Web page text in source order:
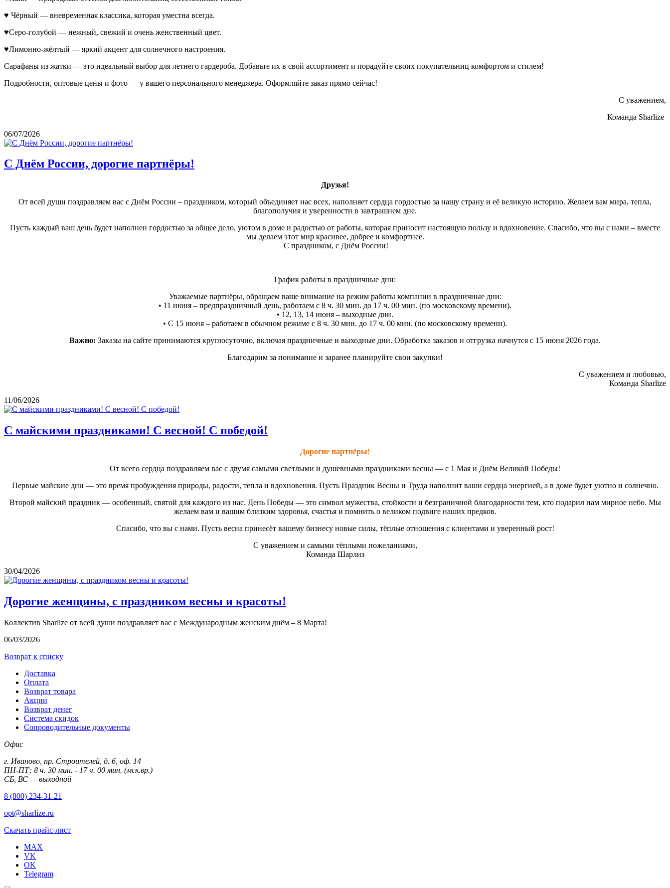
♥ Чёрный — вневременная классика, которая уместна всегда.
♥Серо-голубой — нежный, свежий и очень женственный цвет.
♥Лимонно-жёлтый — яркий акцент для солнечного настроения.
Сарафаны из жатки — это идеальный выбор для летнего гардероба. Добавьте их в свой ассортимент и порадуйте своих покупательниц комфортом и стилем!
Подробности, оптовые цены и фото — у вашего персонального менеджера. Оформляйте заказ прямо сейчас!
С уважением,
Команда Sharlize
06/07/2026
С Днём России, дорогие партнёры!
Друзья!
От всей души поздравляем вас с Днём России – праздником, который объединяет нас всех, наполняет сердца гордостью за нашу страну и её великую историю. Желаем вам мира, тепла,
благополучия и уверенности в завтрашнем дне.
Пусть каждый ваш день будет наполнен гордостью за общее дело, уютом в доме и радостью от работы, которая приносит настоящую пользу и вдохновение. Спасибо, что вы с нами – вместе
мы делаем этот мир красивее, добрее и комфортнее.
С праздником, с Днём России!
График работы в праздничные дни:
Уважаемые партнёры, обращаем ваше внимание на режим работы компании в праздничные дни:
• 11 июня – предпраздничный день, работаем с 8 ч. 30 мин. до 17 ч. 00 мин. (по московскому времени).
• 12, 13, 14 июня – выходные дни.
• С 15 июня – работаем в обычном режиме с 8 ч. 30 мин. до 17 ч. 00 мин. (по московскому времени).
Важно: Заказы на сайте принимаются круглосуточно, включая праздничные и выходные дни. Обработка заказов и отгрузка начнутся с 15 июня 2026 года.
Благодарим за понимание и заранее планируйте свои закупки!
С уважением и любовью,
Команда Sharlize
11/06/2026
С майскими праздниками! С весной! С победой!
Дорогие партнёры!
От всего сердца поздравляем вас с двумя самыми светлыми и душевными праздниками весны — с 1 Мая и Днём Великой Победы!
Первые майские дни — это время пробуждения природы, радости, тепла и вдохновения. Пусть Праздник Весны и Труда наполнит ваши сердца энергией, а в доме будет уютно и солнечно.
Второй майский праздник — особенный, святой для каждого из нас. День Победы — это символ мужества, стойкости и безграничной благодарности тем, кто подарил нам мирное небо. Мы
желаем вам и вашим близким здоровья, счастья и помнить о великом подвиге наших предков.
Спасибо, что вы с нами. Пусть весна принесёт вашему бизнесу новые силы, тёплые отношения с клиентами и уверенный рост!
С уважением и самыми тёплыми пожеланиями,
Команда Шарлиз
30/04/2026
Дорогие женщины, с праздником весны и красоты!
Коллектив Sharlize от всей души поздравляет вас с Международным женским днём – 8 Марта!
06/03/2026
Возврат к списку
Доставка
Оплата
Возврат товара
Акции
Возврат денег
Система скидок
Сопроводительные документы
Офис
г. Иваново, пр. Строителей, д. 6, оф. 14
ПН-ПТ: 8 ч. 30 мин. - 17 ч. 00 мин. (мск.вр.)
СБ, ВС — выходной
8 (800) 234-31-21
opt@sharlize.ru
Скачать прайс-лист
MAX
VK
OK
Telegram